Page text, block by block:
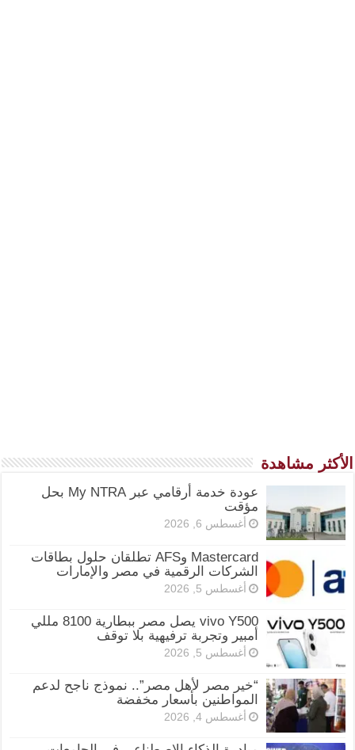
الأكثر مشاهدة
عودة خدمة أرقامي عبر My NTRA بحل
مؤقت
أغسطس 6, 2026
Mastercard وAFS تطلقان حلول بطاقات
الشركات الرقمية في مصر والإمارات
أغسطس 5, 2026
vivo Y500 يصل مصر ببطارية 8100 مللي
أمبير وتجربة ترفيهية بلا توقف
أغسطس 5, 2026
“خير مصر لأهل مصر”.. نموذج ناجح لدعم
المواطنين بأسعار مخفضة
أغسطس 4, 2026